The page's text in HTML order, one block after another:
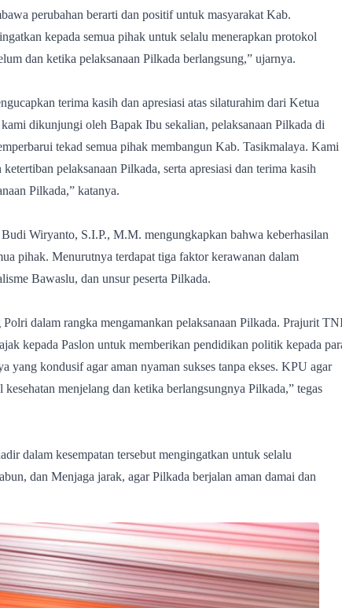
perubahan berarti dan positif untuk masyarakat Kab.
kepada semua pihak untuk selalu menerapkan protokol
dan ketika pelaksanaan Pilkada berlangsung,” ujarnya.
terima kasih dan apresiasi atas silaturahim dari Ketua
dikunjungi oleh Bapak Ibu sekalian, pelaksanaan Pilkada di
tekad semua pihak membangun Kab. Tasikmalaya. Kami
pelaksanaan Pilkada, serta apresiasi dan terima kasih
Pilkada,” katanya.
Wiryanto, S.I.P., M.M. mengungkapkan bahwa keberhasilan
pihak. Menurutnya terdapat tiga faktor kerawanan dalam
Bawaslu, dan unsur peserta Pilkada.
dalam rangka mengamankan pelaksanaan Pilkada. Prajurit
kepada Paslon untuk memberikan pendidikan politik kepada
kondusif agar aman nyaman sukses tanpa ekses. KPU agar
menjelang dan ketika berlangsungnya Pilkada,” tegas
dalam kesempatan tersebut mengingatkan untuk selalu
dan Menjaga jarak, agar Pilkada berjalan aman damai dan